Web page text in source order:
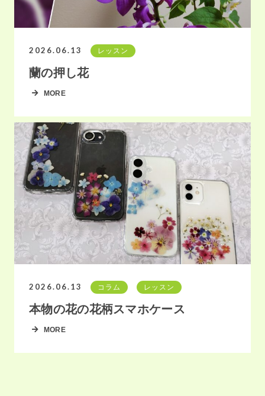
2026.06.13 レッスン
蘭の押し花
MORE
2026.06.13 コラム レッスン
本物の花の花柄スマホケース
MORE